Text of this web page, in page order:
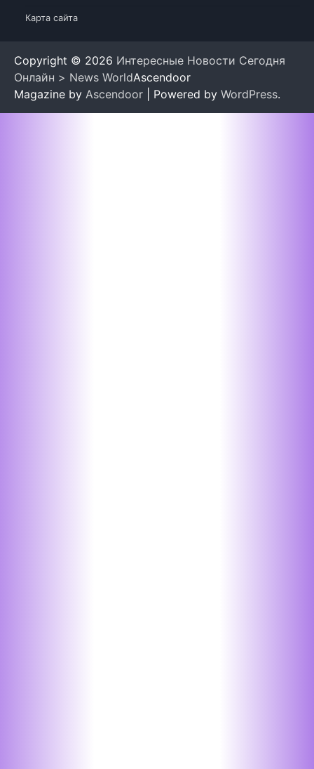
Карта сайта
Copyright © 2026 Интересные Новости Сегодня
Онлайн > News WorldAscendoor
Magazine by Ascendoor | Powered by WordPress.